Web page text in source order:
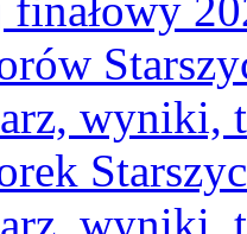
wyniki,
wyniki,